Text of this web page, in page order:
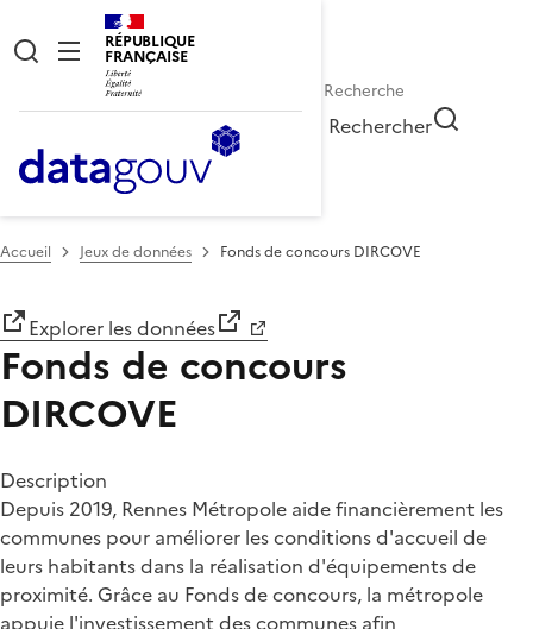
RÉPUBLIQUE
FRANÇAISE
Rechercher
Accueil Jeux de données Fonds de concours DIRCOVE
Explorer les données
Fonds de concours
DIRCOVE
Description
Depuis 2019, Rennes Métropole aide financièrement les
communes pour améliorer les conditions d'accueil de
leurs habitants dans la réalisation d'équipements de
proximité. Grâce au Fonds de concours, la métropole
appuie l'investissement des communes afin